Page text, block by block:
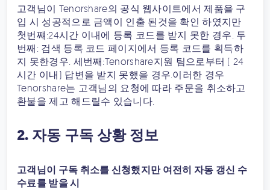
고객님이 Tenorshare의 공식 웹사이트에서 제품을 구
입 시 성공적으로 금액이 인출 된것을 확인 하였지만
첫번쨰:24시간 이내에 등록 코드를 받지 못한 경우. 두
번째: 검색 등록 코드 페이지에서 등록 코드를 획득하
지 못한경우. 세번째:Tenorshare지원 팀으로부터 ( 24
시간 이내) 답변을 받지 못했을 경우.이러한 경우
Tenorshare는 고객님의 요청에 따라 주문을 취소하고
환불을 제고 해드릴수 있습니다.
2. 자동 구독 상황 정보
고객님이 구독 취소를 신청했지만 여전히 자동 갱신 수
수료를 받을 시